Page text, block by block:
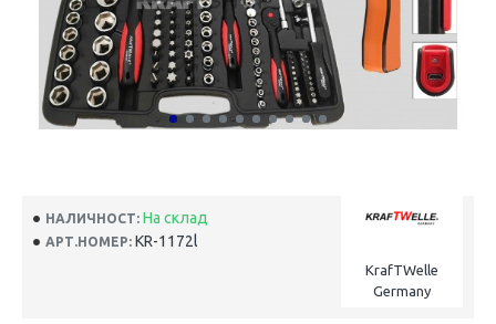
НАЛИЧНОСТ: На склад
АРТ.НОМЕР: KR-1172l
KrafTWelle
Germany